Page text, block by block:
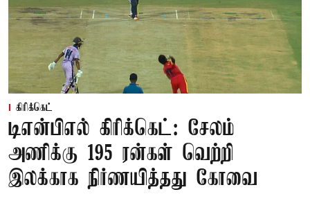
கிரிக்கெட்
டிஎன்பிஎல் கிரிக்கெட்: சேலம்
அணிக்கு 195 ரன்கள் வெற்றி
இலக்காக நிர்ணயித்தது கோவை